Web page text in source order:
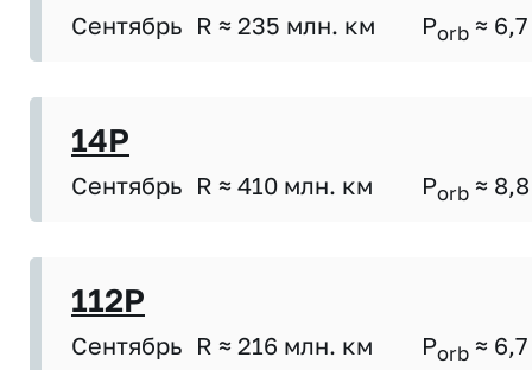
Сентябрь R ≈ 235 млн. км Porb ≈ 6,7
14P
Сентябрь R ≈ 410 млн. км Porb ≈ 8,8
112P
Сентябрь R ≈ 216 млн. км Porb ≈ 6,7